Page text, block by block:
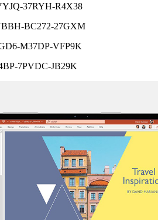
37RYH-R4X38
BC272-27GXM
M37DP-VFP9K
7PVDC-JB29K